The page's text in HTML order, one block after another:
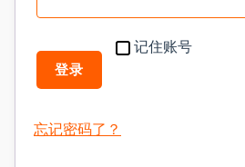
的
记住账号
登录
忘记密码了？